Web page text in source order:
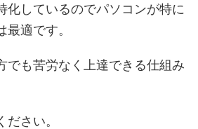
化しているのでパソコンが特に
適です。
でも苦労なく上達できる仕組み
さい。